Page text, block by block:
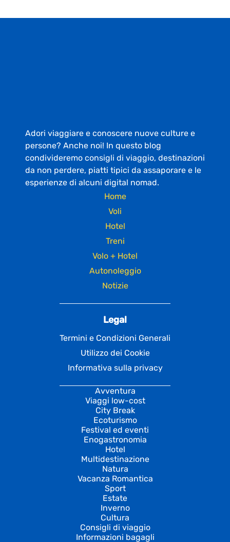
Adori viaggiare e conoscere nuove culture e
persone? Anche noi! In questo blog
condivideremo consigli di viaggio, destinazioni
da non perdere, piatti tipici da assaporare e le
esperienze di alcuni digital nomad.
Home
Voli
Hotel
Treni
Volo + Hotel
Autonoleggio
Notizie
Legal
Termini e Condizioni Generali
Utilizzo dei Cookie
Informativa sulla privacy
Avventura
Viaggi low-cost
City Break
Ecoturismo
Festival ed eventi
Enogastronomia
Hotel
Multidestinazione
Natura
Vacanza Romantica
Sport
Estate
Inverno
Cultura
Consigli di viaggio
Informazioni bagagli